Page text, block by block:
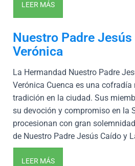
LEER MÁS
Nuestro Padre Jesús
Verónica
La Hermandad Nuestro Padre
Verónica Cuenca es una
tradición en la ciudad. Sus
su devoción y compromiso en la
procesionan con gran
de Nuestro Padre Jesús Caído y
LEER MÁS